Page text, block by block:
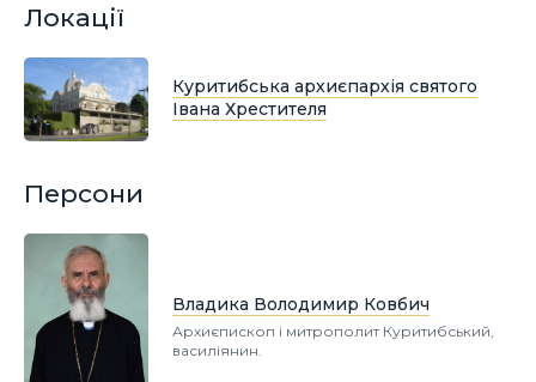
Локації
Куритибська архиєпархія святого
Івана Хрестителя
Персони
Владика Володимир Ковбич
Архиєпископ і митрополит Куритибський,
василіянин.